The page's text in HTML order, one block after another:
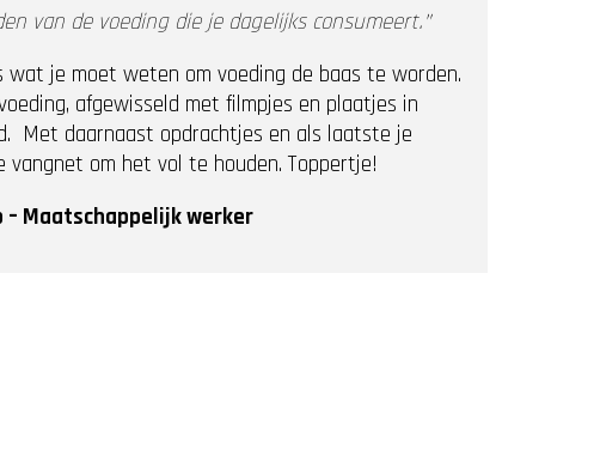
van de voeding die je dagelijks consumeert.”
wat je moet weten om voeding de baas te worden.
afgewisseld met filmpjes en plaatjes in
Met daarnaast opdrachtjes en als laatste je
vangnet om het vol te houden. Toppertje!
– Maatschappelijk werker